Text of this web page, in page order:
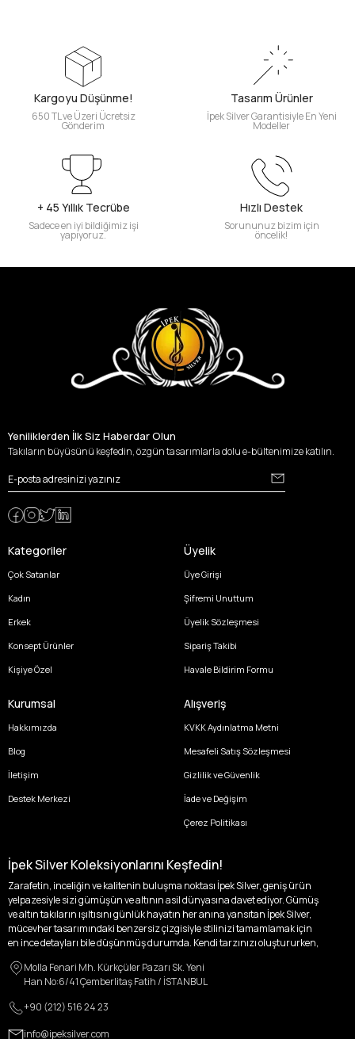
Kargoyu Düşünme!
650 TL ve Üzeri Ücretsiz
Gönderim
Tasarım Ürünler
İpek Silver Garantisiyle En Yeni
Modeller
+ 45 Yıllık Tecrübe
Sadece en iyi bildiğimiz işi
yapıyoruz.
Hızlı Destek
Sorununuz bizim için
öncelik!
Yeniliklerden İlk Siz Haberdar Olun
Takıların büyüsünü keşfedin, özgün tasarımlarla dolu e-bültenimize katılın.
Kategoriler
Çok Satanlar
Kadın
Erkek
Konsept Ürünler
Kişiye Özel
Üyelik
Üye Girişi
Şifremi Unuttum
Üyelik Sözleşmesi
Sipariş Takibi
Havale Bildirim Formu
Kurumsal
Hakkımızda
Blog
İletişim
Destek Merkezi
Alışveriş
KVKK Aydınlatma Metni
Mesafeli Satış Sözleşmesi
Gizlilik ve Güvenlik
İade ve Değişim
Çerez Politikası
İpek Silver Koleksiyonlarını Keşfedin!
Zarafetin, inceliğin ve kalitenin buluşma noktası İpek Silver, geniş ürün
yelpazesiyle sizi gümüşün ve altının asil dünyasına davet ediyor. Gümüş
ve altın takıların ışıltısını günlük hayatın her anına yansıtan İpek Silver,
mücevher tasarımındaki benzersiz çizgisiyle stilinizi tamamlamak için
en ince detayları bile düşünmüş durumda. Kendi tarzınızı oluştururken,
özgünlüğünüzü ön plana çıkaracak tasarımlarımızla tanışın.
İpek Silver’da her bir parça, sizin benzersiz hikayenizi anlatıyor. İster
kendinizi ifade etmek için özel bir parça arayışında olun, ister
sevdiklerinize unutulmaz bir hediye vermek isteyin, her zevke ve her anı
Molla Fenari Mh. Kürkçüler Pazarı Sk. Yeni
Han No:6/41 Çemberlitaş Fatih / İSTANBUL
+90 (212) 516 24 23
info@ipeksilver.com